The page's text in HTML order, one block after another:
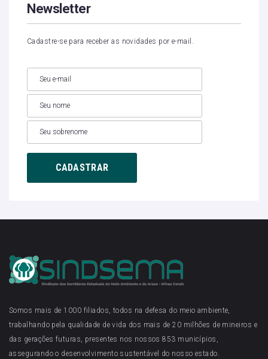
Newsletter
Cadastre-se para receber as novidades por e-mail.
Somos mais de 1000 filiados, todos na defesa do meio ambiente,
trabalhando pela qualidade de vida dos mais de 20 milhões de mineiros e
das gerações futuras, presentes nos nossos 853 municípios,
assegurando o desenvolvimento sustentável do nosso estado.